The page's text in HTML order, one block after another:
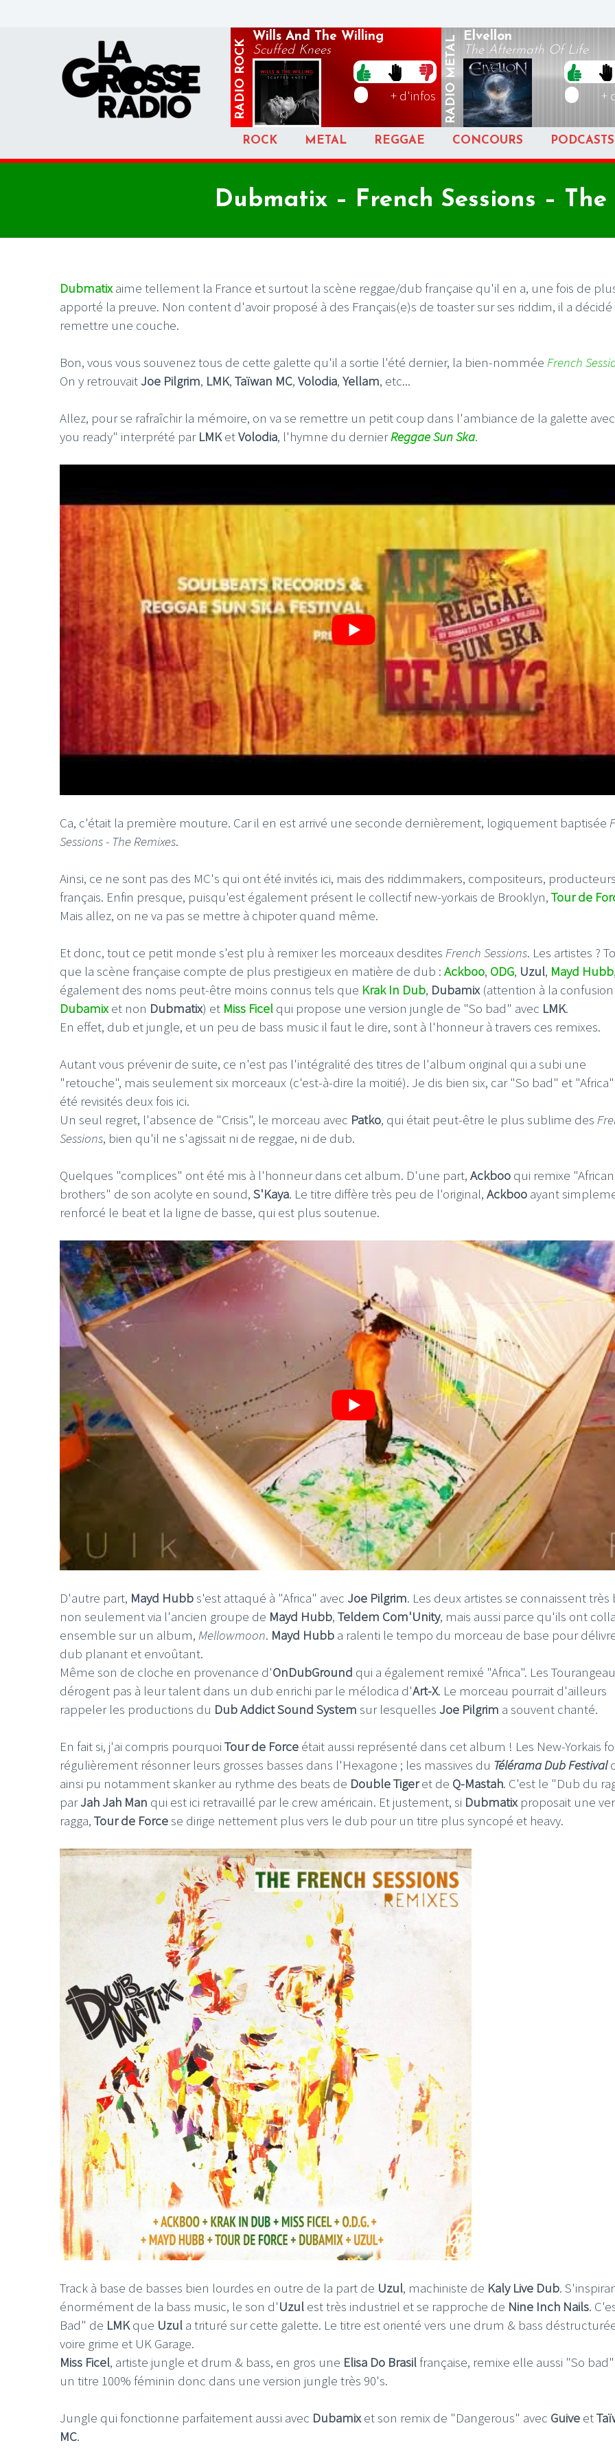
RADIO
ROCK
Wills And The Willing
Scuffed Knees
+ d'infos RADIO
METAL Elvellon
The Aftermath Of Life
+
ROCK METAL REGGAE CONCOURS PODCASTS
Dubmatix – French Sessions – The
Dubmatixaime tellement la France et surtout la scène reggae/dub française qu'il en a, une fois de
apporté la preuve. Non content d'avoir proposé à des Français(e)s de toaster sur ses riddim, il a
remettre une couche.
Bon, vous vous souvenez tous de cette galette qu'il a sortie l'été dernier, la bien-nommée French
On y retrouvaitJoe Pilgrim, LMK, Taïwan MC, Volodia, Yellam, etc...
Allez, pour se rafraîchir la mémoire, on va se remettre un petit coup dans l'ambiance de la galette
you ready" interprété par LMKetVolodia, l'hymne du dernierReggae Sun Ska.
Ca, c'était la première mouture. Car il en est arrivé une seconde dernièrement, logiquement baptisée
Sessions - The Remixes.
Ainsi, ce ne sont pas des MC's qui ont été invités ici, mais des riddimmakers, compositeurs, producteurs
français. Enfin presque, puisqu'est également présent le collectif new-yorkais de Brooklyn, Tour de
Mais allez, on ne va pas se mettre à chipoter quand même.
Et donc, tout ce petit monde s'est plu à remixer les morceaux desdites French Sessions. Les artistes ?
que la scène française compte de plus prestigieux en matière de dub : Ackboo, ODG, Uzul, Mayd Hubb
également des noms peut-être moins connus tels que Krak In Dub, Dubamix (attention à la confusion
Dubamix et non Dubmatix) et Miss Ficel qui propose une version jungle de "So bad" avec LMK.
En effet, dub et jungle, et un peu de bass music il faut le dire, sont à l'honneur à travers ces remixes.
Autant vous prévenir de suite, ce n'est pas l'intégralité des titres de l'album original qui a subi une
"retouche", mais seulement six morceaux (c'est-à-dire la moitié). Je dis bien six, car "So bad" et
été revisités deux fois ici.
Un seul regret, l'absence de "Crisis", le morceau avec Patko, qui était peut-être le plus sublime des
Sessions, bien qu'il ne s'agissait ni de reggae, ni de dub.
Quelques "complices" ont été mis à l'honneur dans cet album. D'une part, Ackboo qui remixe "African
brothers" de son acolyte en sound, S'Kaya. Le titre diffère très peu de l'original, Ackboo ayant
renforcé le beat et la ligne de basse, qui est plus soutenue.
D'autre part, Mayd Hubbs'est attaqué à "Africa" avec Joe Pilgrim. Les deux artistes se connaissent très
non seulement via l'ancien groupe de Mayd Hubb, Teldem Com'Unity, mais aussi parce qu'ils ont
ensemble sur un album, Mellowmoon. Mayd Hubb a ralenti le tempo du morceau de base pour
dub planant et envoûtant.
Même son de cloche en provenance d'OnDubGround qui a également remixé "Africa". Les
dérogent pas à leur talent dans un dub enrichi par le mélodica d'Art-X. Le morceau pourrait d'ailleurs
rappeler les productions du Dub Addict Sound System sur lesquelles Joe Pilgrim a souvent chanté.
En fait si, j'ai compris pourquoi Tour de Force était aussi représenté dans cet album ! Les New-Yorkais
régulièrement résonner leurs grosses basses dans l'Hexagone ; les massives du Télérama Dub Festival
ainsi pu notamment skanker au rythme des beats de Double Tigeret de Q-Mastah. C'est le "Dub du
parJah Jah Man qui est ici retravaillé par le crew américain. Et justement, si Dubmatixproposait une
ragga, Tour de Forcese dirige nettement plus vers le dub pour un titre plus syncopé et heavy.
Track à base de basses bien lourdes en outre de la part de Uzul, machiniste de Kaly Live Dub.
énormément de la bass music, le son d'Uzul est très industriel et se rapproche de Nine Inch Nails.
Bad" de LMKque Uzul a trituré sur cette galette. Le titre est orienté vers une drum & bass
voire grime et UK Garage.
Miss Ficel, artiste jungle et drum & bass, en gros une Elisa Do Brasilfrançaise, remixe elle aussi "So
un titre 100% féminin donc dans une version jungle très 90's.
Jungle qui fonctionne parfaitement aussi avec Dubamixet son remix de "Dangerous" avec Guive et
MC.
LE GROS RIFFIFI
Christmas Riffifi 2025 !!!
The Covers !!!
LE GROS RIFFIFI
Littératurock !!!